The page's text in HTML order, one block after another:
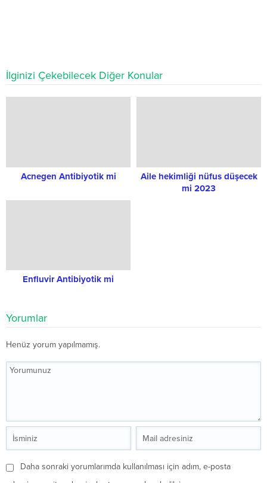
İlginizi Çekebilecek Diğer Konular
Acnegen Antibiyotik mi
Aile hekimliği nüfus düşecek
mi 2023
Enfluvir Antibiyotik mi
Yorumlar
Henüz yorum yapılmamış.
Daha sonraki yorumlarımda kullanılması için adım, e-posta